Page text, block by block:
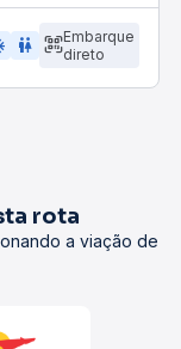
wc
Embarque
direto
rota
a viação de